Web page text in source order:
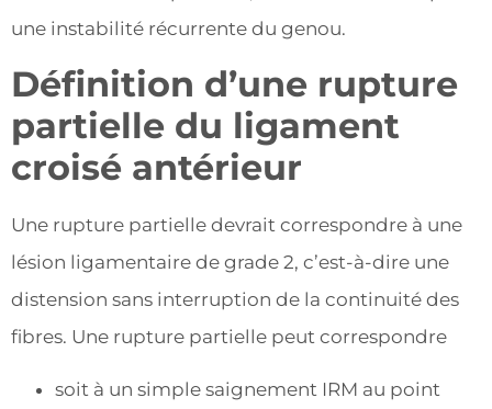
une instabilité récurrente du genou.
Définition d’une rupture
partielle du ligament
croisé antérieur
Une rupture partielle devrait correspondre à une
lésion ligamentaire de grade 2, c’est-à-dire une
distension sans interruption de la continuité des
fibres. Une rupture partielle peut correspondre
soit à un simple saignement IRM au point